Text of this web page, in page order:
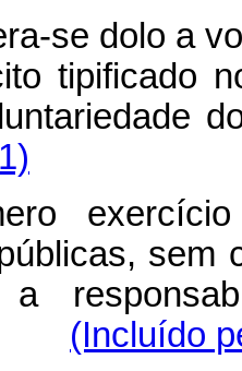
se dolo a
tipificado
sem
(Incluído